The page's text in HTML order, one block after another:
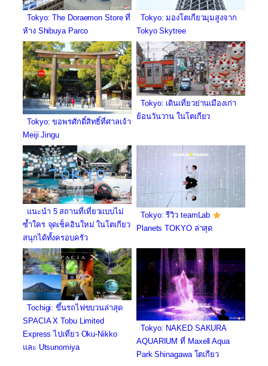
Tokyo: The Doraemon Store ที่
ห้าง Shibuya Parco
Tokyo: มองโตเกียวมุมสูงจาก
Tokyo Skytree
Tokyo: ขอพรศักดิ์สิทธิ์ที่ศาลเจ้า
Meiji Jingu
Tokyo: เดินเที่ยวย่านเมืองเก่า
ย้อนวันวาน ในโตเกียว
แนะนำ 5 สถานที่เที่ยวแบบไม่
ซ้ำใคร จุดเช็คอินใหม่ ในโตเกียว
สนุกได้ทั้งครอบครัว
Tokyo: รีวิว teamLab
Planets TOKYO ล่าสุด
Tochigi: ขึ้นรถไฟขบวนล่าสุด
SPACIA X Tobu Limited
Express ไปเที่ยว Oku-Nikko
และ Utsunomiya
Tokyo: NAKED SAKURA
AQUARIUM ที่ Maxell Aqua
Park Shinagawa โตเกียว